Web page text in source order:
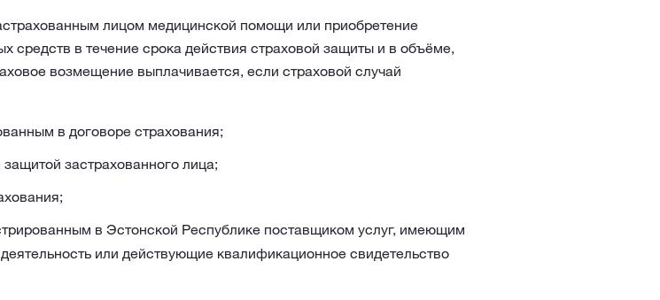
лицом медицинской помощи или приобретение
средств в течение срока действия страховой защиты и в объёме,
возмещение выплачивается, если страховой случай
в договоре страхования;
застрахованного лица;
в Эстонской Республике поставщиком услуг, имеющим
или действующие квалификационное свидетельство